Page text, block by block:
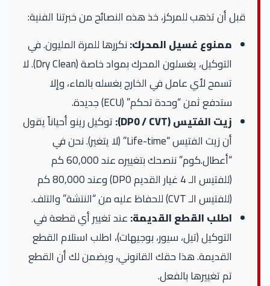
قبل أن تذهب للمركز، خذ هذه النصائح من خبرتنا الفنية:
ممنوع غسيل المحرك:نكررها للمرة المليون. في
التوكيل، يغسلون المحرك بمواد خاصة (Dry Clean). لا
تسمح لأي عامل في الخارج بغسله بالماء، وإلا
ستدفع ثمن “وحدة تحكم” (ECU) جديدة.
زيت الفتيس (DP0 / CVT):
توكيل رينو أحياناً يقول
أن زيت الفتيس “Life-time” (لا يتغير). نحن في
“أعطال.كوم” ننصحك بتغييره عند 60,000 كم
(للفتيس الـ 4 غيار القديم DP0) وعند 80,000 كم
(للفتيس الـ CVT) للحفاظ عليه من “النتشة” والتلف.
اطلب القطع القديمة:عند تغيير أي قطعة في
التوكيل (تيل، سيور، بوجيهات)، اطلب استلام القطع
القديمة. هذا حقك القانوني، ويضمن لك أن القطع
تم تغييرها بالفعل.